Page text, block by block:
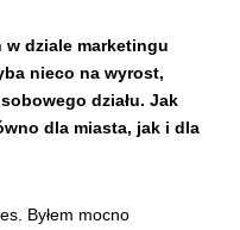
w dziale marketingu
nieco na wyrost,
działu. Jak
dla miasta, jak i dla
Byłem mocno